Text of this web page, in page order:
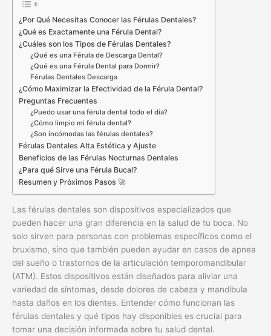
¿Por Qué Necesitas Conocer las Férulas Dentales?
¿Qué es Exactamente una Férula Dental?
¿Cuáles son los Tipos de Férulas Dentales?
¿Qué es una Férula de Descarga Dental?
¿Qué es una Férula Dental para Dormir?
Férulas Dentales Descarga
¿Cómo Maximizar la Efectividad de la Férula Dental?
Preguntas Frecuentes
¿Puedo usar una férula dental todo el día?
¿Cómo limpio mi férula dental?
¿Son incómodas las férulas dentales?
Férulas Dentales Alta Estética y Ajuste
Beneficios de las Férulas Nocturnas Dentales
¿Para qué Sirve una Férula Bucal?
Resumen y Próximos Pasos 🚀
Las férulas dentales son dispositivos especializados que
pueden hacer una gran diferencia en la salud de tu boca. No
solo sirven para personas con problemas específicos como el
bruxismo, sino que también pueden ayudar en casos de apnea
del sueño o trastornos de la articulación temporomandibular
(ATM). Estos dispositivos están diseñados para aliviar una
variedad de síntomas, desde dolores de cabeza y mandíbula
hasta daños en los dientes. Entender cómo funcionan las
férulas dentales y qué tipos hay disponibles es crucial para
tomar una decisión informada sobre tu salud dental.